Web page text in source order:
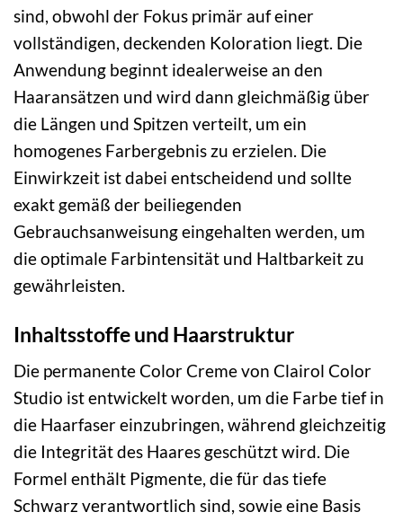
sind, obwohl der Fokus primär auf einer
vollständigen, deckenden Koloration liegt. Die
Anwendung beginnt idealerweise an den
Haaransätzen und wird dann gleichmäßig über
die Längen und Spitzen verteilt, um ein
homogenes Farbergebnis zu erzielen. Die
Einwirkzeit ist dabei entscheidend und sollte
exakt gemäß der beiliegenden
Gebrauchsanweisung eingehalten werden, um
die optimale Farbintensität und Haltbarkeit zu
gewährleisten.
Inhaltsstoffe und Haarstruktur
Die permanente Color Creme von Clairol Color
Studio ist entwickelt worden, um die Farbe tief in
die Haarfaser einzubringen, während gleichzeitig
die Integrität des Haares geschützt wird. Die
Formel enthält Pigmente, die für das tiefe
Schwarz verantwortlich sind, sowie eine Basis